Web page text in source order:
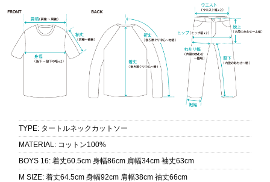
TYPE: タートルネックカットソー
MATERIAL : コットン100%
BOYS 16: 着丈60.5cm 身幅86cm 肩幅34cm 袖丈63cm
M SIZE: 着丈64.5cm 身幅92cm 肩幅38cm 袖丈66cm